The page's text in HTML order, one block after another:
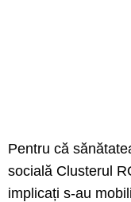
Pentru că
socială Clusterul
implicați s-au